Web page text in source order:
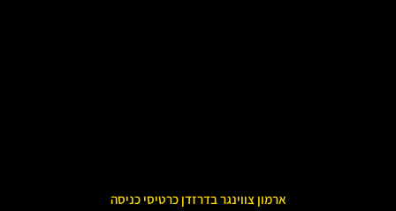
ארמון צווינגר בדרזדן כרטיסי כניסה